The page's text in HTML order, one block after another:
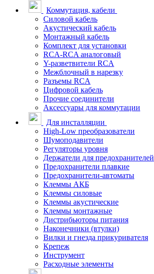
Коммутация, кабели
Силовой кабель
Акустический кабель
Монтажный кабель
Комплект для установки
RCA-RCA аналоговый
Y-разветвители RCA
Межблочный в нарезку
Разъемы RCA
Цифровой кабель
Прочие соединители
Аксессуары для коммутации
Для инсталляции
High-Low преобразователи
Шумоподавители
Регуляторы уровня
Держатели для предохранителей
Предохранители плавкие
Предохранители-автоматы
Клеммы АКБ
Клеммы силовые
Клеммы акустические
Клеммы монтажные
Дистрибьюторы питания
Наконечники (втулки)
Вилки и гнезда прикуривателя
Крепеж
Инструмент
Расходные элементы